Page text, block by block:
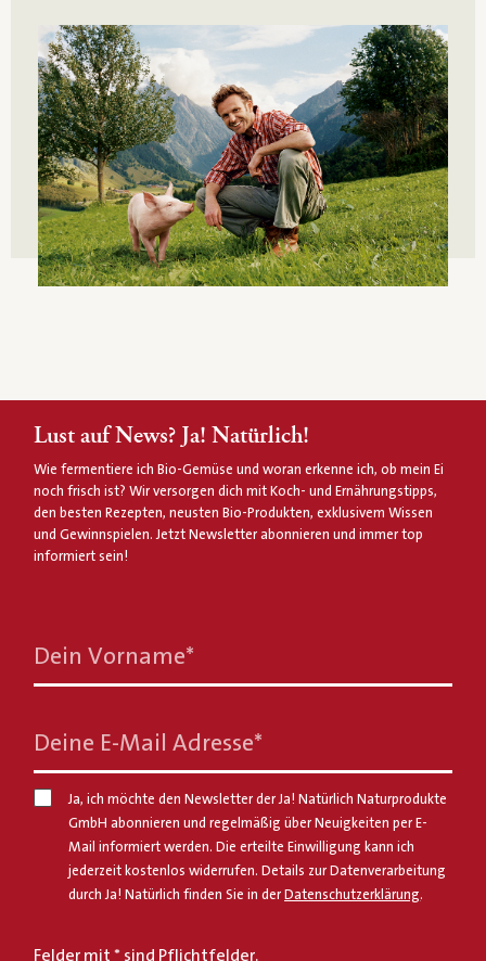
Lust auf News? Ja! Natürlich!
Wie fermentiere ich Bio-Gemüse und woran erkenne ich, ob mein Ei
noch frisch ist? Wir versorgen dich mit Koch- und Ernährungstipps,
den besten Rezepten, neusten Bio-Produkten, exklusivem Wissen
und Gewinnspielen. Jetzt Newsletter abonnieren und immer top
informiert sein!
Dein Vorname*
Deine E-Mail Adresse*
Ja, ich möchte den Newsletter der Ja! Natürlich Naturprodukte
GmbH abonnieren und regelmäßig über Neuigkeiten per E-
Mail informiert werden. Die erteilte Einwilligung kann ich
jederzeit kostenlos widerrufen. Details zur Datenverarbeitung
durch Ja! Natürlich finden Sie in der Datenschutzerklärung.
Felder mit * sind Pflichtfelder.